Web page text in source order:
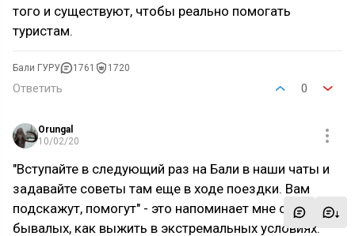
того и существуют, чтобы реально помогать
туристам.
Бали ГУРУ 1761 1720
Ответить 0
Orungal
10/02/20
"Вступайте в следующий раз на Бали в наши чаты и
задавайте советы там еще в ходе поездки. Вам
подскажут, помогут" - это напоминает мне советы
бывалых, как выжить в экстремальных условиях.